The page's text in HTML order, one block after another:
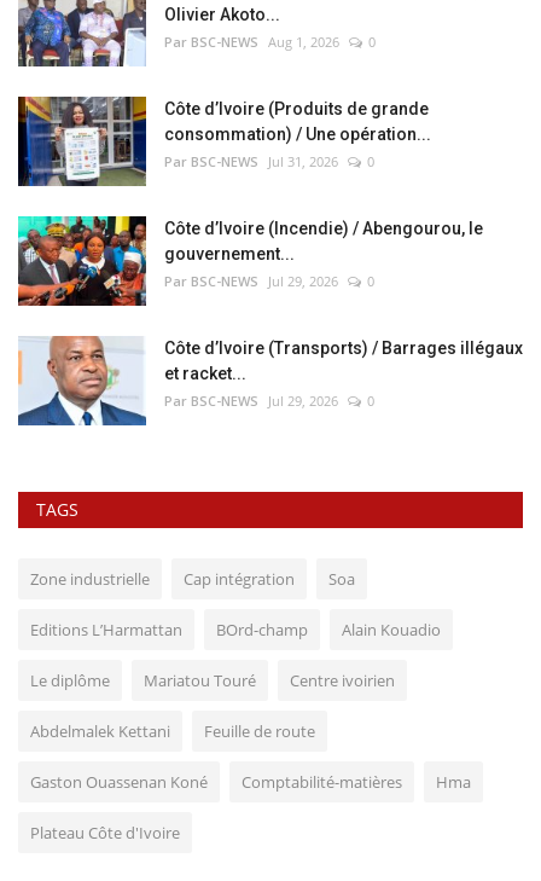
Olivier Akoto...
Par BSC-NEWS Aug 1, 2026 0
Côte d’Ivoire (Produits de grande
consommation) / Une opération...
Par BSC-NEWS Jul 31, 2026 0
Côte d’Ivoire (Incendie) / Abengourou, le
gouvernement...
Par BSC-NEWS Jul 29, 2026 0
Côte d’Ivoire (Transports) / Barrages illégaux
et racket...
Par BSC-NEWS Jul 29, 2026 0
TAGS
Zone industrielle Cap intégration Soa
Editions L’Harmattan BOrd-champ Alain Kouadio
Le diplôme Mariatou Touré Centre ivoirien
Abdelmalek Kettani Feuille de route
Gaston Ouassenan Koné Comptabilité-matières Hma
Plateau Côte d'Ivoire